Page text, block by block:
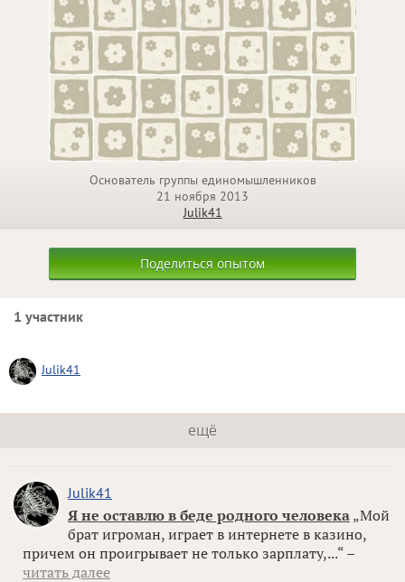
Основатель группы единомышленников
21 ноября 2013
Julik41
Поделиться опытом
1 участник
Julik41
ещё
Julik41
Я не оставлю в беде родного человека „Мой
брат игроман, играет в интернете в казино,
причем он проигрывает не только зарплату,...“ –
читать далее